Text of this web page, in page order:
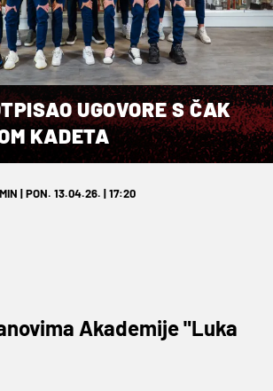
UGOVORE S ČAK
KADETA
| PON. 13.04.26. | 17:20
Akademije "Luka